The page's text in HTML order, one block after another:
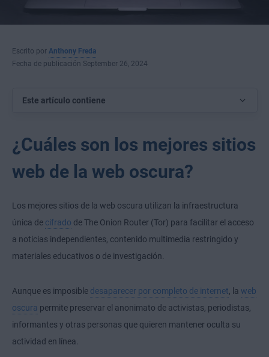
Escrito por Anthony Freda
Fecha de publicación September 26, 2024
Este artículo contiene
¿Cuáles son los mejores sitios
web de la web oscura?
Los mejores sitios de la web oscura utilizan la infraestructura
única de cifrado de The Onion Router (Tor) para facilitar el acceso
a noticias independientes, contenido multimedia restringido y
materiales educativos o de investigación.
Aunque es imposible desaparecer por completo de internet, la web
oscura permite preservar el anonimato de activistas, periodistas,
informantes y otras personas que quieren mantener oculta su
actividad en línea.